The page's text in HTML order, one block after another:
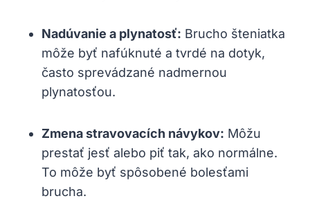
Nadúvanie a plynatosť: Brucho šteniatka
môže byť nafúknuté a tvrdé na dotyk,
často sprevádzané nadmernou
plynatosťou.
Zmena stravovacích návykov: Môžu
prestať jesť alebo piť tak, ako normálne.
To môže byť spôsobené bolesťami
brucha.